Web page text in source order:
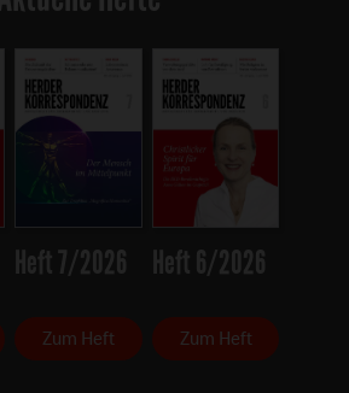
Heft 7/2026
Zum Heft
Heft 6/2026
Zum Heft